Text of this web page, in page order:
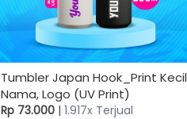
Tumbler Japan Hook_Print Kecil
Nama, Logo (UV Print)
Rp 73.000 | 1.917x Terjual